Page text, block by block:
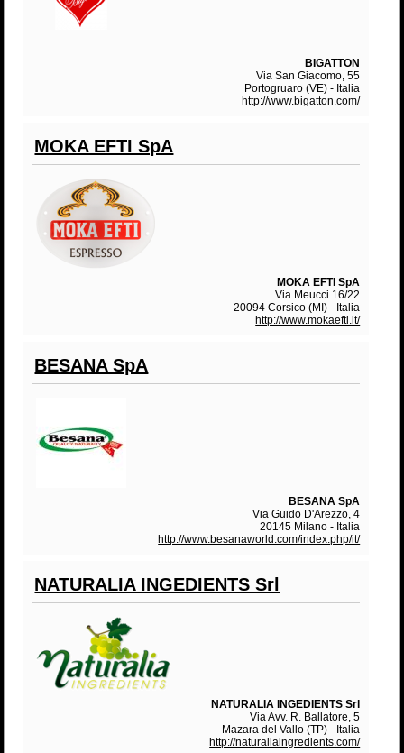
BIGATTON
Via San Giacomo, 55
Portogruaro (VE) - Italia
http://www.bigatton.com/
MOKA EFTI SpA
MOKA EFTI SpA
Via Meucci 16/22
20094 Corsico (MI) - Italia
http://www.mokaefti.it/
BESANA SpA
BESANA SpA
Via Guido D'Arezzo, 4
20145 Milano - Italia
http://www.besanaworld.com/index.php/it/
NATURALIA INGEDIENTS Srl
NATURALIA INGEDIENTS Srl
Via Avv. R. Ballatore, 5
Mazara del Vallo (TP) - Italia
http://naturaliaingredients.com/